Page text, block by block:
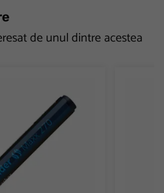
de unul dintre acestea